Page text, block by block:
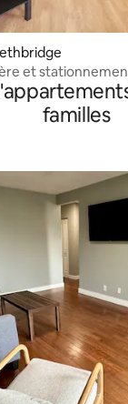
et
familles